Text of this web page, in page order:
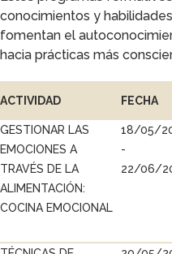
conocimientos y
fomentan el
hacia prácticas más
ACTIVIDAD FECHA
GESTIONAR LAS
EMOCIONES A
TRAVÉS DE LA
ALIMENTACIÓN:
COCINA EMOCIONAL
18/05/
-
22/06/